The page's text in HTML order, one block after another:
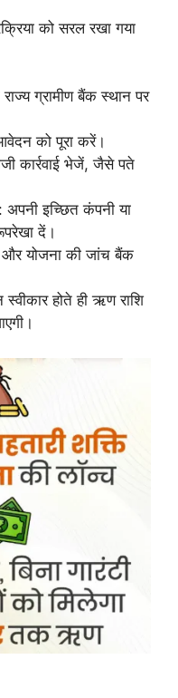
को सरल रखा गया
ग्रामीण बैंक स्थान पर
को पूरा करें।
कार्रवाई भेजें, जैसे पते
अपनी इच्छित कंपनी या
दें।
योजना की जांच बैंक
होते ही ऋण राशि